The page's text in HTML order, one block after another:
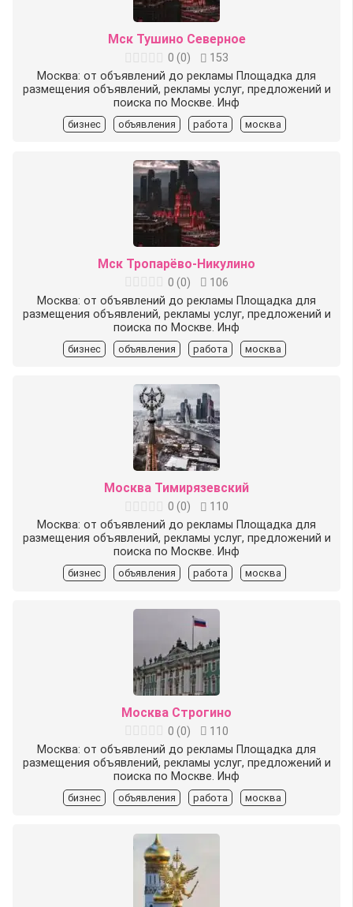
Мск Тушино Северное
0 (0)
153
Москва: от объявлений до рекламы Площадка для
размещения объявлений, рекламы услуг, предложений и
поиска по Москве. Инф
бизнес объявления работа москва
Мск Тропарёво-Никулино
0 (0)
106
Москва: от объявлений до рекламы Площадка для
размещения объявлений, рекламы услуг, предложений и
поиска по Москве. Инф
бизнес объявления работа москва
Москва Тимирязевский
0 (0)
110
Москва: от объявлений до рекламы Площадка для
размещения объявлений, рекламы услуг, предложений и
поиска по Москве. Инф
бизнес объявления работа москва
Москва Строгино
0 (0)
110
Москва: от объявлений до рекламы Площадка для
размещения объявлений, рекламы услуг, предложений и
поиска по Москве. Инф
бизнес объявления работа москва